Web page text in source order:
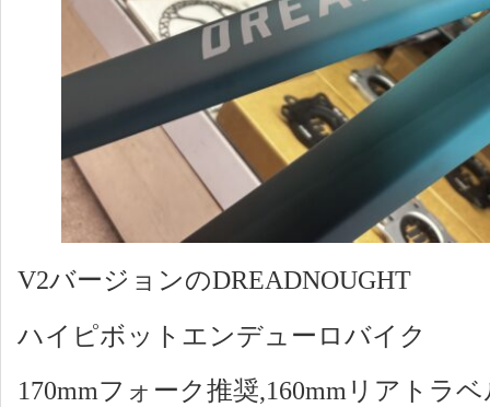
V2バージョンのDREADNOUGHT
ハイピボットエンデューロバイク
170mmフォーク推奨,160mmリアトラ